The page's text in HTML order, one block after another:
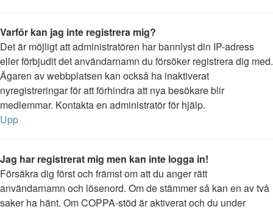
Varför kan jag inte registrera mig?
Det är möjligt att administratören har bannlyst din IP-adress
eller förbjudit det användarnamn du försöker registrera dig med.
Ägaren av webbplatsen kan också ha inaktiverat
nyregistreringar för att förhindra att nya besökare blir
medlemmar. Kontakta en administratör för hjälp.
Upp
Jag har registrerat mig men kan inte logga in!
Försäkra dig först och främst om att du anger rätt
användarnamn och lösenord. Om de stämmer så kan en av två
saker ha hänt. Om COPPA-stöd är aktiverat och du under